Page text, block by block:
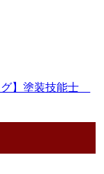
】塗装技能士